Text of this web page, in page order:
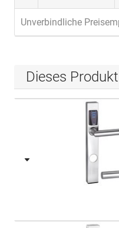
Unverbindliche
Dieses